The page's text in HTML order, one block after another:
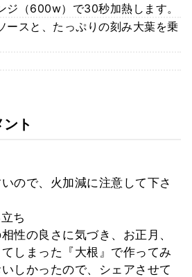
ジ（600w）で30秒加熱します。
ースと、たっぷりの刻み大葉を乗
ト
ので、火加減に注意して下さ
ち
性の良さに気づき、お正月、
しまった『大根』で作ってみ
しかったので、シェアさせて